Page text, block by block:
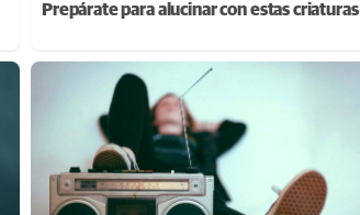
Prepárate para alucinar con estas criaturas